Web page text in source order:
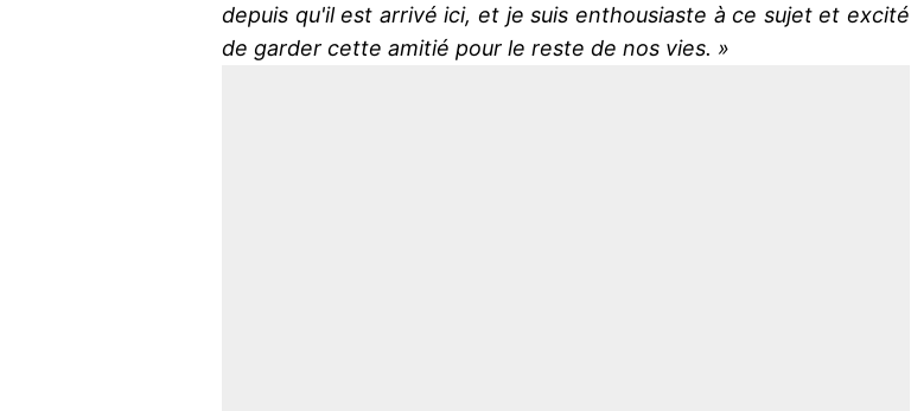
depuis qu'il est arrivé ici, et je suis enthousiaste à ce sujet et excité
de garder cette amitié pour le reste de nos vies. »